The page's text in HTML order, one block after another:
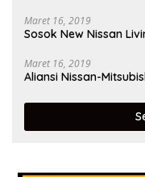
Maret 16, 2019
Sosok New Nissan
Maret 16, 2019
Aliansi Nissan-